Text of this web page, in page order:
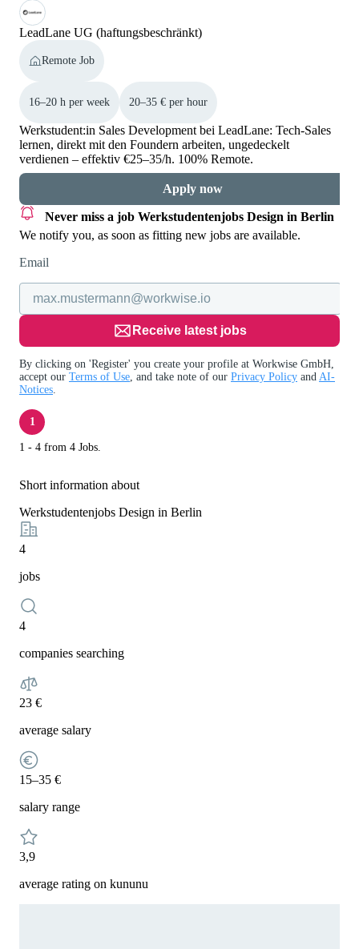
LeadLane UG (haftungsbeschränkt)
Remote Job
16–20 h per week 20–35 € per hour
Werkstudent:in Sales Development bei LeadLane: Tech-Sales
lernen, direkt mit den Foundern arbeiten, ungedeckelt
verdienen – effektiv €25–35/h. 100% Remote.
Apply now
Never miss a job Werkstudentenjobs Design in Berlin
We notify you, as soon as fitting new jobs are available.
Email
Receive latest jobs
By clicking on 'Register' you create your profile at Workwise GmbH,
accept our Terms of Use , and take note of our Privacy Policy and AI-
Notices
1
1 - 4 from 4 Jobs.
Short information about
Werkstudentenjobs Design in Berlin
4
jobs
4
companies searching
23 €
average salary
15–35 €
salary range
3,9
average rating on kununu